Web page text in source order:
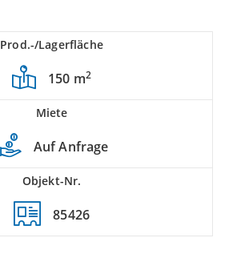
Prod.-/Lagerfläche
150 m2
Miete
Auf Anfrage
Objekt-Nr.
85426